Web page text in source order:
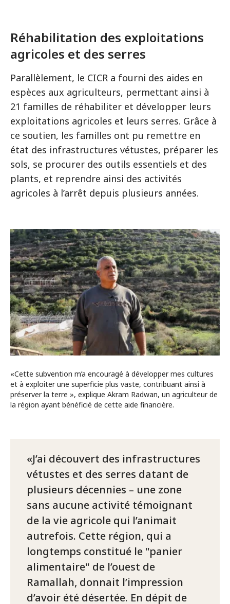
Réhabilitation des exploitations
agricoles et des serres
Parallèlement, le CICR a fourni des aides en
espèces aux agriculteurs, permettant ainsi à
21 familles de réhabiliter et développer leurs
exploitations agricoles et leurs serres. Grâce à
ce soutien, les familles ont pu remettre en
état des infrastructures vétustes, préparer les
sols, se procurer des outils essentiels et des
plants, et reprendre ainsi des activités
agricoles à l’arrêt depuis plusieurs années.
«Cette subvention m’a encouragé à développer mes cultures
et à exploiter une superficie plus vaste, contribuant ainsi à
préserver la terre », explique Akram Radwan, un agriculteur de
la région ayant bénéficié de cette aide financière.
J’ai découvert des infrastructures
vétustes et des serres datant de
plusieurs décennies – une zone
sans aucune activité témoignant
de la vie agricole qui l’animait
autrefois. Cette région, qui a
longtemps constitué le "panier
alimentaire" de l’ouest de
Ramallah, donnait l’impression
d’avoir été désertée. En dépit de